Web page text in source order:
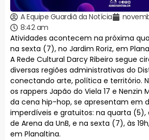
A Equipe Guardiã da Notícia
8:42 am
Atividades acontecem na próxima
na sexta (7), no Jardim Roriz, em
A Rede Cultural Darcy Ribeiro segue
diversas regiões administrativas do
conectando arte, política e território.
os rappers Japão do Viela 17 e Nenzin
da cena hip-hop, se apresentam em
imperdíveis e gratuitos: na quarta (5),
de Arena da UnB, e na sexta (7), às
em Planaltina.